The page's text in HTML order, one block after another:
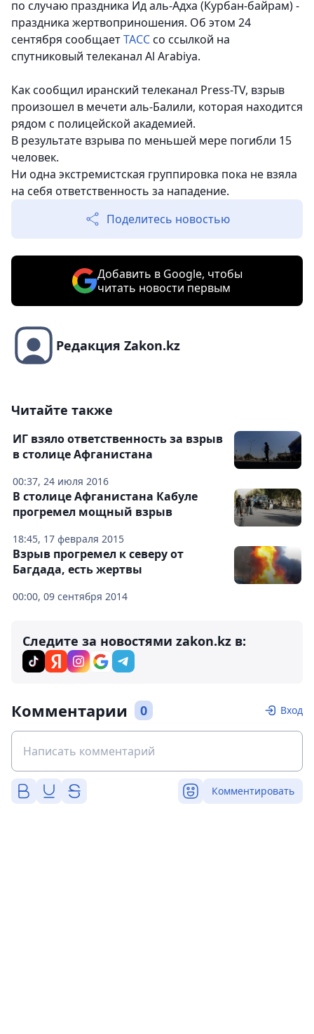
по случаю праздника Ид аль-Адха (Курбан-байрам) -
праздника жертвоприношения. Об этом 24
сентября сообщаетТАССсо ссылкой на
спутниковый телеканал Al Arabiya.
Как сообщил иранский телеканал Press-TV, взрыв
произошел в мечети аль-Балили, которая находится
рядом с полицейской академией.
В результате взрыва по меньшей мере погибли 15
человек.
Ни одна экстремистская группировка пока не взяла
на себя ответственность за нападение.
Поделитесь новостью
Добавить в Google, чтобы
читать новости первым
Редакция Zakon.kz
Читайте также
00:37, 24 июля 2016
ИГ взяло ответственность за взрыв
в столице Афганистана
18:45, 17 февраля 2015
В столице Афганистана Кабуле
прогремел мощный взрыв
00:00, 09 сентября 2014
Взрыв прогремел к северу от
Багдада, есть жертвы
Следите за новостями zakon.kz в:
Комментарии 0 Вход
Комментировать